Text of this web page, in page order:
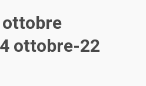
ottobre
ottobre-22